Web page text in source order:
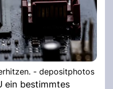
- depositphotos
ein bestimmtes